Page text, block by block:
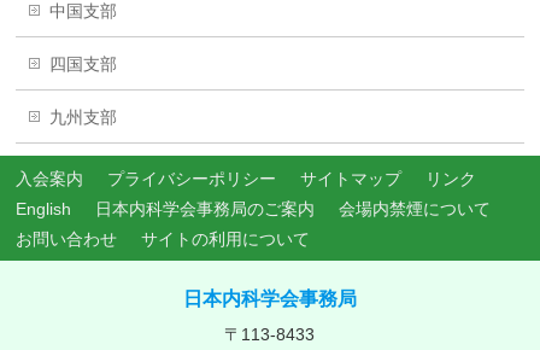
中国支部
四国支部
九州支部
入会案内 プライバシーポリシー サイトマップ
リンク
English
日本内科学会事務局のご案内
会場内禁煙について
お問い合わせ
サイトの利用について
日本内科学会事務局
〒113-8433